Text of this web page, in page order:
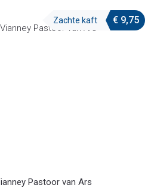
Pastoor van Ars
Zachte kaft € 9,75